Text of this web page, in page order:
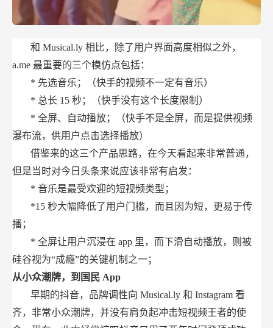
和 Musical.ly 相比，除了用户界面高度相似之外，
a.me 最重要的三个模仿点包括：
* 先选音乐；（快手的视频不一定有音乐）
* 总长 15 秒；（快手没有这个长度限制）
* 全屏、自动播放；（快手不是全屏，而是提供视频
瀑布流，供用户点击选择播放）
借鉴来的这三个产品思路，在今天看起来非常普通，
但是当时对今日头条来说应该非常有启发：
* 音乐是最受欢迎的短视频类型；
*15 秒大幅降低了用户门槛，而且因为短，更易于传
播；
* 全屏让用户沉浸在 app 里，而下滑自动播放，则被
硅谷视为“成瘾”的关键机制之一；
从小众潮牌，到国民 App
早期的抖音，品牌调性向 Musical.ly 和 Instagram 看
齐，非常小众潮牌，并没有肩负起冲击短视频王者的使